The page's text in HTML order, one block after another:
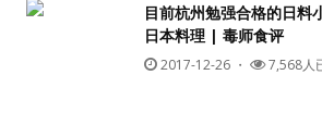
没帐号？注册一
目前杭州勉强合格的日
日本料理 | 毒师食评
2017-12-26 ・ 7,568人